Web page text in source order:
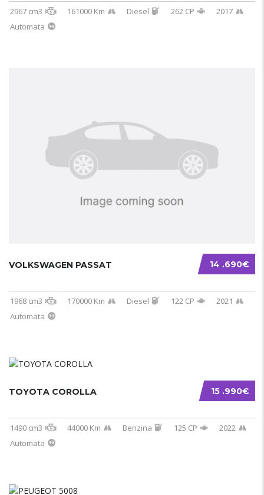
2967 cm3 161000 Km Diesel 262 CP
2017
Automata
14 .690€
VOLKSWAGEN PASSAT
1968 cm3 170000 Km Diesel 122 CP
2021
Automata
15 .990€
TOYOTA COROLLA
1490 cm3 44000 Km Benzina 125 CP
2022
Automata